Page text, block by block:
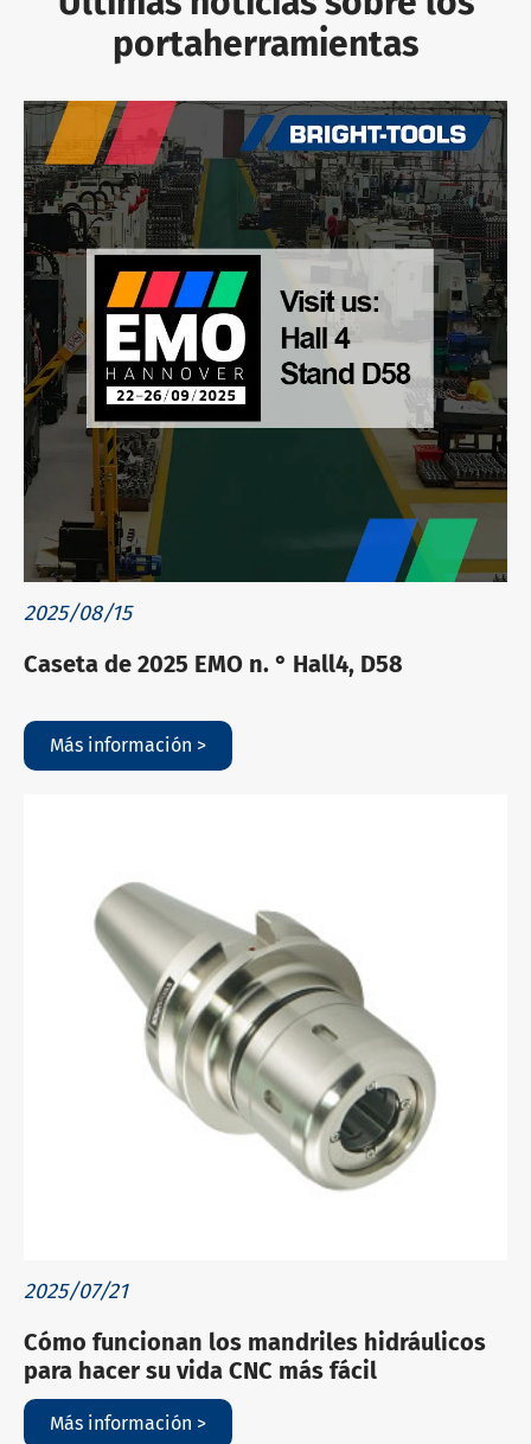
portaherramientas
2025/08/15
Caseta de 2025 EMO n. ° Hall4, D58
Más información >
2025/07/21
Cómo funcionan los mandriles hidráulicos
para hacer su vida CNC más fácil
Más información >